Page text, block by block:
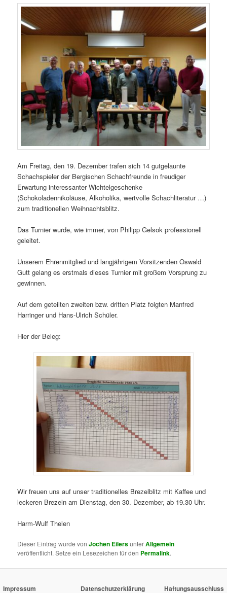
Am Freitag, den 19. Dezember trafen sich 14 gutgelaunte
Schachspieler der Bergischen Schachfreunde in freudiger
Erwartung interessanter Wichtelgeschenke
(Schokoladennikoläuse, Alkoholika, wertvolle Schachliteratur …)
zum traditionellen Weihnachtsblitz.
Das Turnier wurde, wie immer, von Philipp Gelsok professionell
geleitet.
Unserem Ehrenmitglied und langjährigem Vorsitzenden Oswald
Gutt gelang es erstmals dieses Turnier mit großem Vorsprung zu
gewinnen.
Auf dem geteilten zweiten bzw. dritten Platz folgten Manfred
Harringer und Hans-Ulrich Schüler.
Hier der Beleg:
Wir freuen uns auf unser traditionelles Brezelblitz mit Kaffee und
leckeren Brezeln am Dienstag, den 30. Dezember, ab 19.30 Uhr.
Harm-Wulf Thelen
Dieser Eintrag wurde vonJochen EilersunterAllgemein
veröffentlicht. Setze ein Lesezeichen für den Permalink.
Impressum Datenschutzerklärung Haftungsausschluss